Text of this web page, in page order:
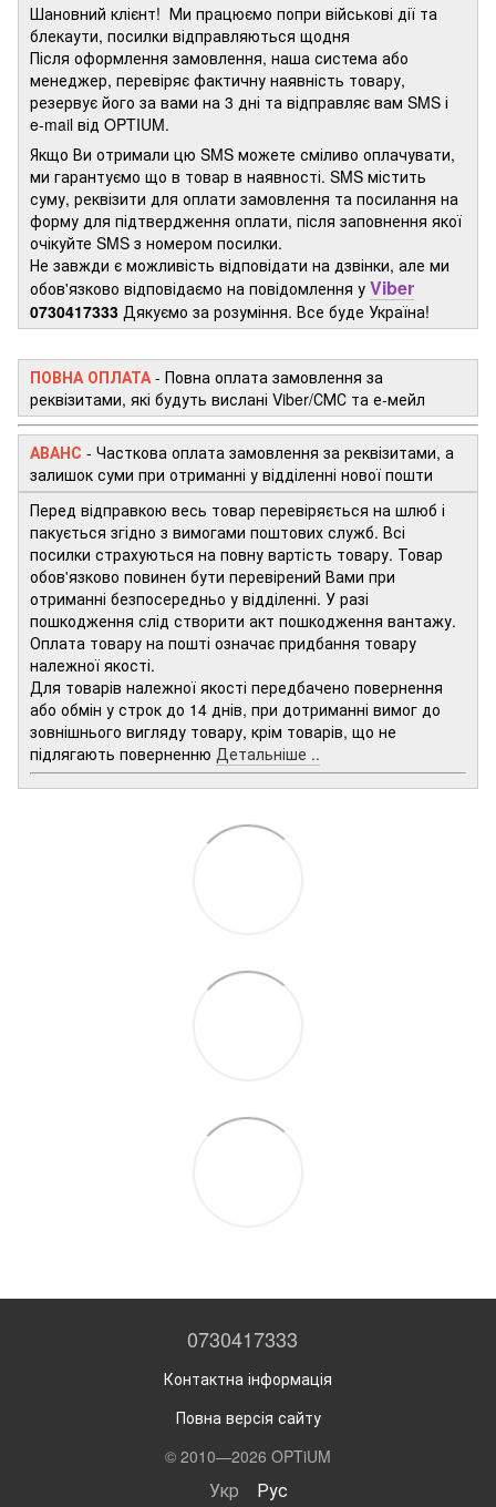
Шановний клієнт! Ми працюємо попри військові дії та
блекаути, посилки відправляються щодня
Після оформлення замовлення, наша система або
менеджер, перевіряє фактичну наявність товару,
резервує його за вами на 3 дні та відправляє вам SMS і
e-mail від OPTIUM.
Якщо Ви отримали цю SMS можете сміливо оплачувати,
ми гарантуємо що в товар в наявності. SMS містить
суму, реквізити для оплати замовлення та посилання на
форму для підтвердження оплати, після заповнення якої
очікуйте SMS з номером посилки.
Не завжди є можливість відповідати на дзвінки, але ми
обов'язково відповідаємо на повідомлення у Viber
0730417333 Дякуємо за розуміння. Все буде Україна!
ПОВНА ОПЛАТА - Повна оплата замовлення за
реквізитами, які будуть вислані Viber/СМС та е-мейл
АВАНС - Часткова оплата замовлення за реквізитами, а
залишок суми при отриманні у відділенні нової пошти
Перед відправкою весь товар перевіряється на шлюб і
пакується згідно з вимогами поштових служб. Всі
посилки страхуються на повну вартість товару. Товар
обов'язково повинен бути перевірений Вами при
отриманні безпосередньо у відділенні. У разі
пошкодження слід створити акт пошкодження вантажу.
Оплата товару на пошті означає придбання товару
належної якості.
Для товарів належної якості передбачено повернення
або обмін у строк до 14 днів, при дотриманні вимог до
зовнішнього вигляду товару, крім товарів, що не
підлягають поверненню Детальніше ..
0730417333
Контактна інформація
Повна версія сайту
© 2010—2026 OPTiUM
Укр Рус